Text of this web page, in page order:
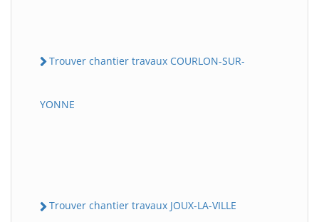
Trouver chantier travaux COURLON-SUR-
YONNE
Trouver chantier travaux JOUX-LA-VILLE